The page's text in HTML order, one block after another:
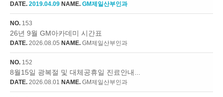
DATE. 2019.04.09 NAME. GM제일산부인과
NO. 153
26년 9월 GM아카데미 시간표
DATE. 2026.08.05 NAME. GM제일산부인과
NO. 152
8월15일 광복절 및 대체공휴일 진료안내...
DATE. 2026.08.01 NAME. GM제일산부인과